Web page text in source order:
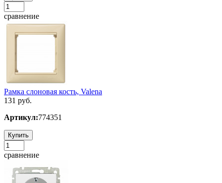
сравнение
Рамка слоновая кость, Valena
131 руб.
Артикул:774351
Купить
сравнение